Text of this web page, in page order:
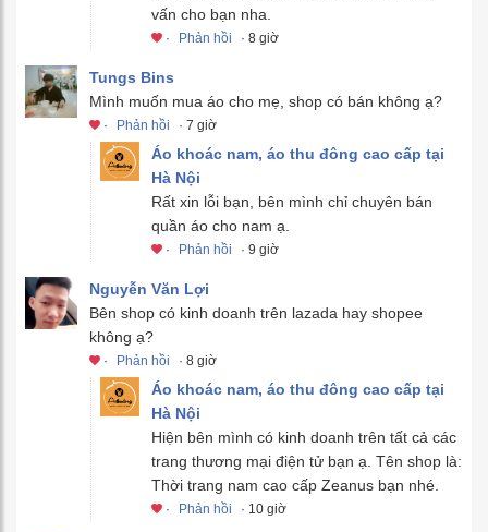
vấn cho bạn nha.
· Phản hồi · 8 giờ
Tungs Bins
Mình muốn mua áo cho mẹ, shop có bán không ạ?
· Phản hồi · 7 giờ
Áo khoác nam, áo thu đông cao cấp tại
Hà Nội
Rất xin lỗi bạn, bên mình chỉ chuyên bán
quần áo cho nam ạ.
· Phản hồi · 9 giờ
Nguyễn Văn Lợi
Bên shop có kinh doanh trên lazada hay shopee
không ạ?
· Phản hồi · 8 giờ
Áo khoác nam, áo thu đông cao cấp tại
Hà Nội
Hiện bên mình có kinh doanh trên tất cả các
trang thương mại điện tử bạn ạ. Tên shop là:
Thời trang nam cao cấp Zeanus bạn nhé.
· Phản hồi · 10 giờ